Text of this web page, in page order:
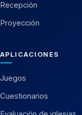
Recepción
Proyección
APLICACIONES
Juegos
Cuestionarios